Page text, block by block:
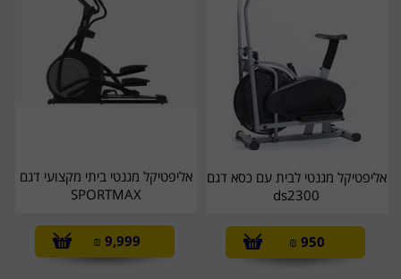
אליפטיקל מגנטי לבית עם כסא דגם
ds2300
950
₪
אליפטיקל מגנטי ביתי מקצועי דגם
SPORTMAX
9,999
₪